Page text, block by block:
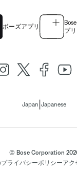
ボーズアプリ
プリ
Japan Japanese
© Bose Corporation
プライバシーポリシーアク